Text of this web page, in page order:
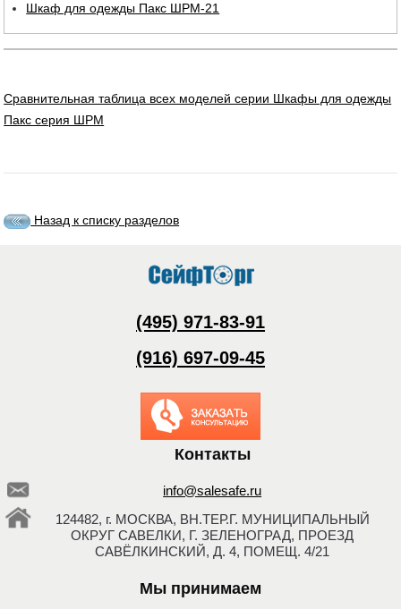
Шкаф для одежды Пакс ШРМ-21
Сравнительная таблица всех моделей серии Шкафы для одежды
Пакс серия ШРМ
Назад к списку разделов
(495) 971-83-91
(916) 697-09-45
Заказать обратный
звонок
Контакты
info@salesafe.ru
124482, г. МОСКВА, ВН.ТЕР.Г. МУНИЦИПАЛЬНЫЙ
ОКРУГ САВЕЛКИ, Г. ЗЕЛЕНОГРАД, ПРОЕЗД
САВЁЛКИНСКИЙ, Д. 4, ПОМЕЩ. 4/21
Мы принимаем